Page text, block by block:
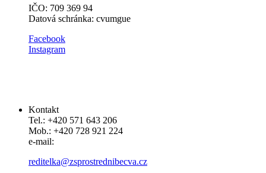
IČO: 709 369 94
Datová schránka: cvumgue
​​Facebook
Instagram
Kontakt
Tel.: +420 571 643 206
Mob.: +420 728 921 224
e-mail:
reditelka@zsprostrednibecva.cz